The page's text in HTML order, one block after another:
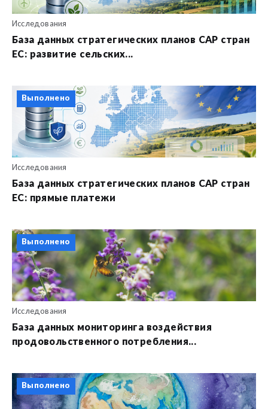
Исследования
База данных стратегических планов CAP стран
ЕС: развитие сельских...
Выполнено
Исследования
База данных стратегических планов CAP стран
ЕС: прямые платежи
Выполнено
Исследования
База данных мониторинга воздействия
продовольственного потребления...
Выполнено